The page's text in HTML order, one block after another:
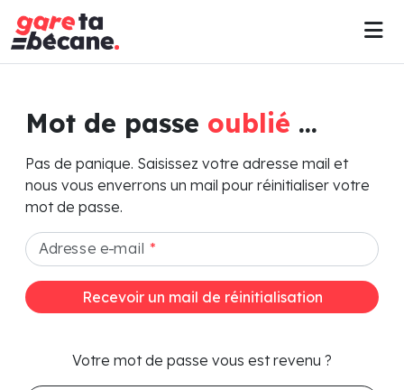
Mot de passe oublié ...
Pas de panique. Saisissez votre adresse mail et
nous vous enverrons un mail pour réinitialiser votre
mot de passe.
Adresse e-mail *
Recevoir un mail de réinitialisation
Votre mot de passe vous est revenu ?